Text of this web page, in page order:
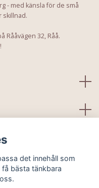
- med känsla för de små
skillnad.
Rååvägen 32, Råå.
det innehåll som
bästa tänkbara